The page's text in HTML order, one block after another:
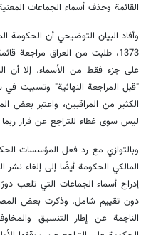
القائمة وحذف أسماء الجماعات
وأفاد البيان التوضيحي أن الحكومة
1373، طلبت من العراق مراجعة
على جزء فقط من الأسماء. إلا أن
"قبل المراجعة النهائية" وتسببت
الكثير من المراقبين، واعتبر بعض
ليس سوى غطاء للتراجع عن قرار
وبالتوازي مع رد فعل المؤسسات
المالكي الحكومة أيضًا إلى إلغاء
إدراج أسماء الجماعات التي تلعب
دون تقييم شامل. وذكرت بعض
الناجمة عن إطار التنسيق